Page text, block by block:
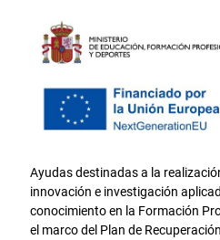
Ayudas destinadas a la
innovación e investigación
conocimiento en la Formación
el marco del Plan de